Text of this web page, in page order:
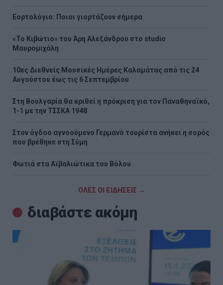
Εορτολόγιο: Ποιοι γιορτάζουν σήμερα
«Το Κιβώτιο» του Άρη Αλεξάνδρου στο studio
Μαυρομιχάλη
10ες Διεθνείς Μουσικές Ημέρες Καλαμάτας από τις 24
Αυγούστου έως τις 6 Σεπτεμβρίου
Στη Βουλγαρία θα κριθεί η πρόκριση για τον Παναθηναϊκό,
1-1 με την ΤΣΣΚΑ 1948
Στον όγδοο αγνοούμενο Γερμανό τουρίστα ανήκει η σορός
που βρέθηκε στη Σύμη
Φωτιά στα Αϊβαλιώτικα του Βόλου
ΟΛΕΣ ΟΙ ΕΙΔΗΣΕΙΣ →
διαβάστε ακόμη